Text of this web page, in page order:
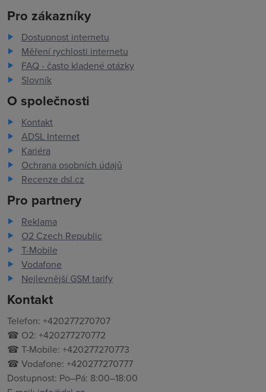
Pro zákazníky
Dostupnost internetu
Měření rychlosti internetu
FAQ - často kladené otázky
Slovník
O společnosti
Kontakt
ADSL Internet
Kariéra
Ochrana osobních údajů
Recenze dsl.cz
Pro partnery
Reklama
O2 Czech Republic
T-Mobile
Vodafone
Nejlevnější GSM tarify
Kontakt
Telefon: +420277270707
☎ O2: +420277270772
☎ T-Mobile: +420277270773
☎ Vodafone: +420277270777
Dostupnost: Po–Pá: 8:00–18:00